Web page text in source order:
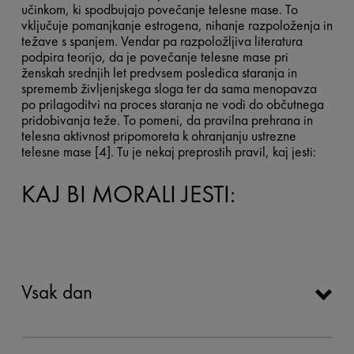
učinkom, ki spodbujajo povečanje telesne mase. To
vključuje pomanjkanje estrogena, nihanje razpoloženja in
težave s spanjem. Vendar pa razpoložljiva literatura
podpira teorijo, da je povečanje telesne mase pri
ženskah srednjih let predvsem posledica staranja in
sprememb življenjskega sloga ter da sama menopavza
po prilagoditvi na proces staranja ne vodi do občutnega
pridobivanja teže. To pomeni, da pravilna prehrana in
telesna aktivnost pripomoreta k ohranjanju ustrezne
telesne mase [4]. Tu je nekaj preprostih pravil, kaj jesti:
KAJ BI MORALI JESTI:
Vsak dan